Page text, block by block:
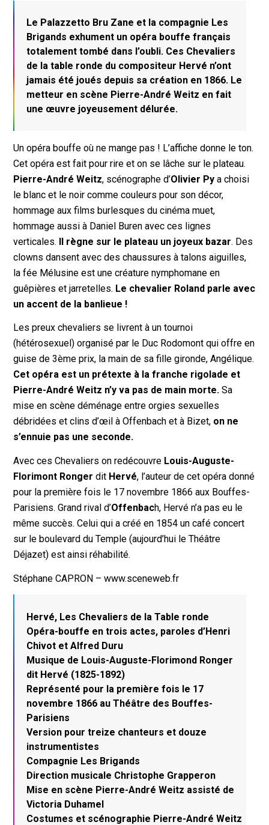
Le Palazzetto Bru Zane et la compagnie Les
Brigands exhument un opéra bouffe français
totalement tombé dans l’oubli. Ces Chevaliers
de la table ronde du compositeur Hervé n’ont
jamais été joués depuis sa création en 1866. Le
metteur en scène Pierre-André Weitz en fait
une œuvre joyeusement délurée.
Un opéra bouffe où ne mange pas ! L’affiche donne le ton.
Cet opéra est fait pour rire et on se lâche sur le plateau.
Pierre-André Weitz, scénographe d’Olivier Py a choisi
le blanc et le noir comme couleurs pour son décor,
hommage aux films burlesques du cinéma muet,
hommage aussi à Daniel Buren avec ces lignes
verticales. Il règne sur le plateau un joyeux bazar. Des
clowns dansent avec des chaussures à talons aiguilles,
la fée Mélusine est une créature nymphomane en
guêpières et jarretelles. Le chevalier Roland parle avec
un accent de la banlieue !
Les preux chevaliers se livrent à un tournoi
(hétérosexuel) organisé par le Duc Rodomont qui offre en
guise de 3ème prix, la main de sa fille gironde, Angélique.
Cet opéra est un prétexte à la franche rigolade et
Pierre-André Weitz n’y va pas de main morte. Sa
mise en scène déménage entre orgies sexuelles
débridées et clins d’œil à Offenbach et à Bizet, on ne
s’ennuie pas une seconde.
Avec ces Chevaliers on redécouvre Louis-Auguste-
Florimont Ronger dit Hervé, l’auteur de cet opéra donné
pour la première fois le 17 novembre 1866 aux Bouffes-
Parisiens. Grand rival d’Offenbach, Hervé n’a pas eu le
même succès. Celui qui a créé en 1854 un café concert
sur le boulevard du Temple (aujourd’hui le Théâtre
Déjazet) est ainsi réhabilité.
Stéphane CAPRON – www.sceneweb.fr
Hervé, Les Chevaliers de la Table ronde
Opéra-bouffe en trois actes, paroles d’Henri
Chivot et Alfred Duru
Musique de Louis-Auguste-Florimond Ronger
dit Hervé (1825-1892)
Représenté pour la première fois le 17
novembre 1866 au Théâtre des Bouffes-
Parisiens
Version pour treize chanteurs et douze
instrumentistes
Compagnie Les Brigands
Direction musicale Christophe Grapperon
Mise en scène Pierre-André Weitz assisté de
Victoria Duhamel
Costumes et scénographie Pierre-André Weitz